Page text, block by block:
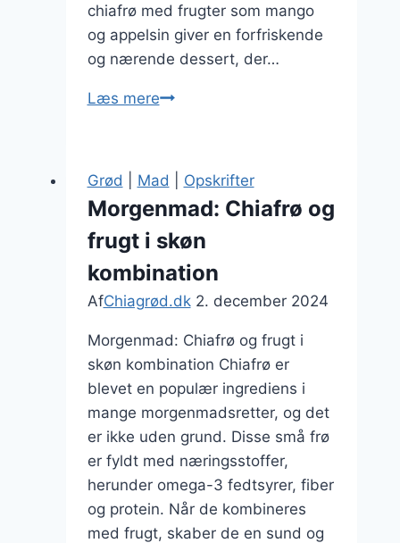
chiafrø med frugter som mango
og appelsin giver en forfriskende
og nærende dessert, der…
Læs mereChiagrød
og
appelsin
som
sommerdesserter
Grød Mad Opskrifter
Morgenmad: Chiafrø og
frugt i skøn
kombination
AfChiagrød.dk 2. december 2024
Morgenmad: Chiafrø og frugt i
skøn kombination Chiafrø er
blevet en populær ingrediens i
mange morgenmadsretter, og det
er ikke uden grund. Disse små frø
er fyldt med næringsstoffer,
herunder omega-3 fedtsyrer, fiber
og protein. Når de kombineres
med frugt, skaber de en sund og